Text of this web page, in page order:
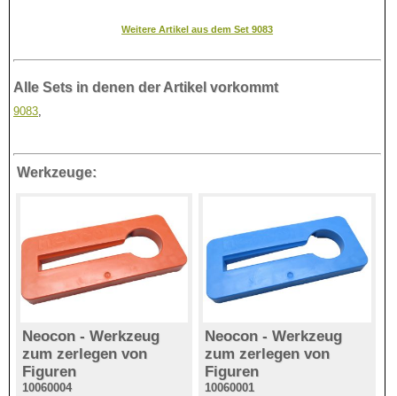
Weitere Artikel aus dem Set 9083
Alle Sets in denen der Artikel vorkommt
9083,
Werkzeuge:
Neocon - Werkzeug
zum zerlegen von
Figuren
10060004
Neocon - Werkzeug
zum zerlegen von
Figuren
10060001